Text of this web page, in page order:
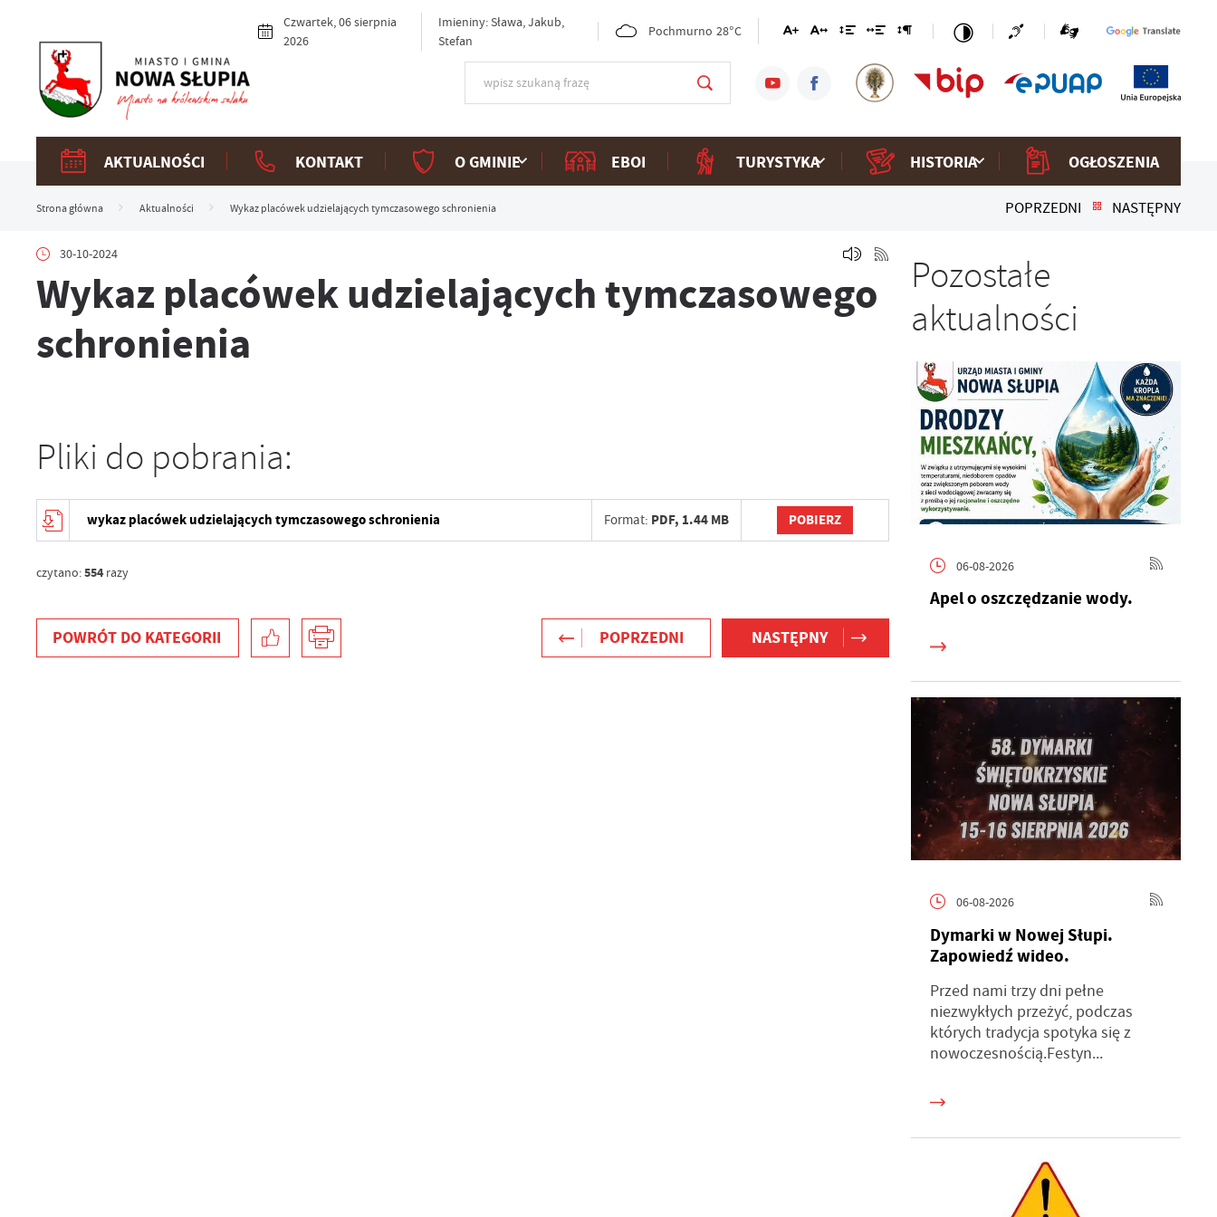
Czwartek, 06 sierpnia
2026
Imieniny: Sława, Jakub,
Stefan
Pochmurno 28°C
AKTUALNOŚCI KONTAKT O GMINIE EBOI TURYSTYKA HISTORIA OGŁOSZENIA
Strona główna Aktualności Wykaz placówek udzielających tymczasowego schronienia POPRZEDNI NASTĘPNY
30-10-2024
Wykaz placówek udzielających tymczasowego
schronienia
Pliki do pobrania:
wykaz placówek udzielających tymczasowego schronienia Format: PDF, 1.44 MB POBIERZ
czytano:554razy
POWRÓT DO KATEGORII POPRZEDNI NASTĘPNY
Pozostałe
aktualności
06-08-2026
Apel o oszczędzanie wody.
06-08-2026
Dymarki w Nowej Słupi.
Zapowiedź wideo.
Przed nami trzy dni pełne
niezwykłych przeżyć, podczas
których tradycja spotyka się z
nowoczesnością.Festyn...